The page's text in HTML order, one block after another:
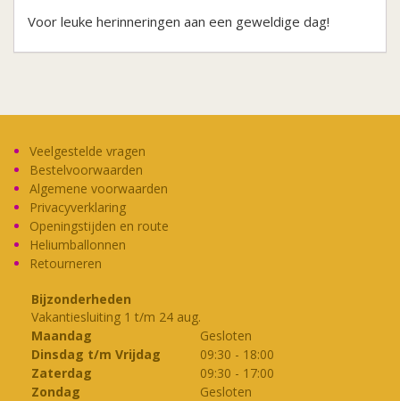
aantal
Voor leuke herinneringen aan een geweldige dag!
Veelgestelde vragen
Bestelvoorwaarden
Algemene voorwaarden
Privacyverklaring
Openingstijden en route
Heliumballonnen
Retourneren
Bijzonderheden
Vakantiesluiting 1 t/m 24 aug.
Maandag
Gesloten
Dinsdag t/m Vrijdag
09:30 - 18:00
Zaterdag
09:30 - 17:00
Zondag
Gesloten